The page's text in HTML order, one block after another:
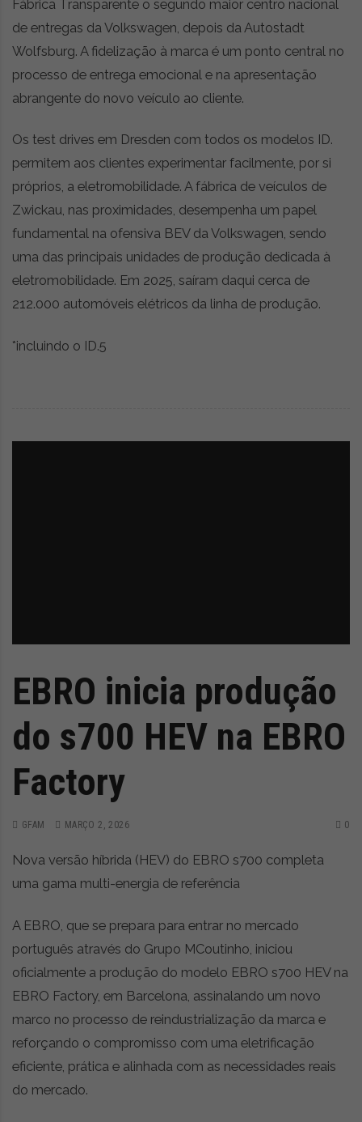
Fábrica Transparente o segundo maior centro nacional
de entregas da Volkswagen, depois da Autostadt
Wolfsburg. A fidelização à marca é um ponto central no
processo de entrega emocional e na apresentação
abrangente do novo veículo ao cliente.
Os test drives em Dresden com todos os modelos ID.
permitem aos clientes experimentar facilmente, por si
próprios, a eletromobilidade. A fábrica de veículos de
Zwickau, nas proximidades, desempenha um papel
fundamental na ofensiva BEV da Volkswagen, sendo
uma das principais unidades de produção dedicada à
eletromobilidade. Em 2025, saíram daqui cerca de
212.000 automóveis elétricos da linha de produção.
*incluindo o ID.5
EBRO inicia produção
do s700 HEV na EBRO
Factory
GFAM MARÇO 2, 2026 0
Nova versão híbrida (HEV) do EBRO s700 completa
uma gama multi-energia de referência
A EBRO, que se prepara para entrar no mercado
português através do Grupo MCoutinho, iniciou
oficialmente a produção do modelo EBRO s700 HEV na
EBRO Factory, em Barcelona, assinalando um novo
marco no processo de reindustrialização da marca e
reforçando o compromisso com uma eletrificação
eficiente, prática e alinhada com as necessidades reais
do mercado.